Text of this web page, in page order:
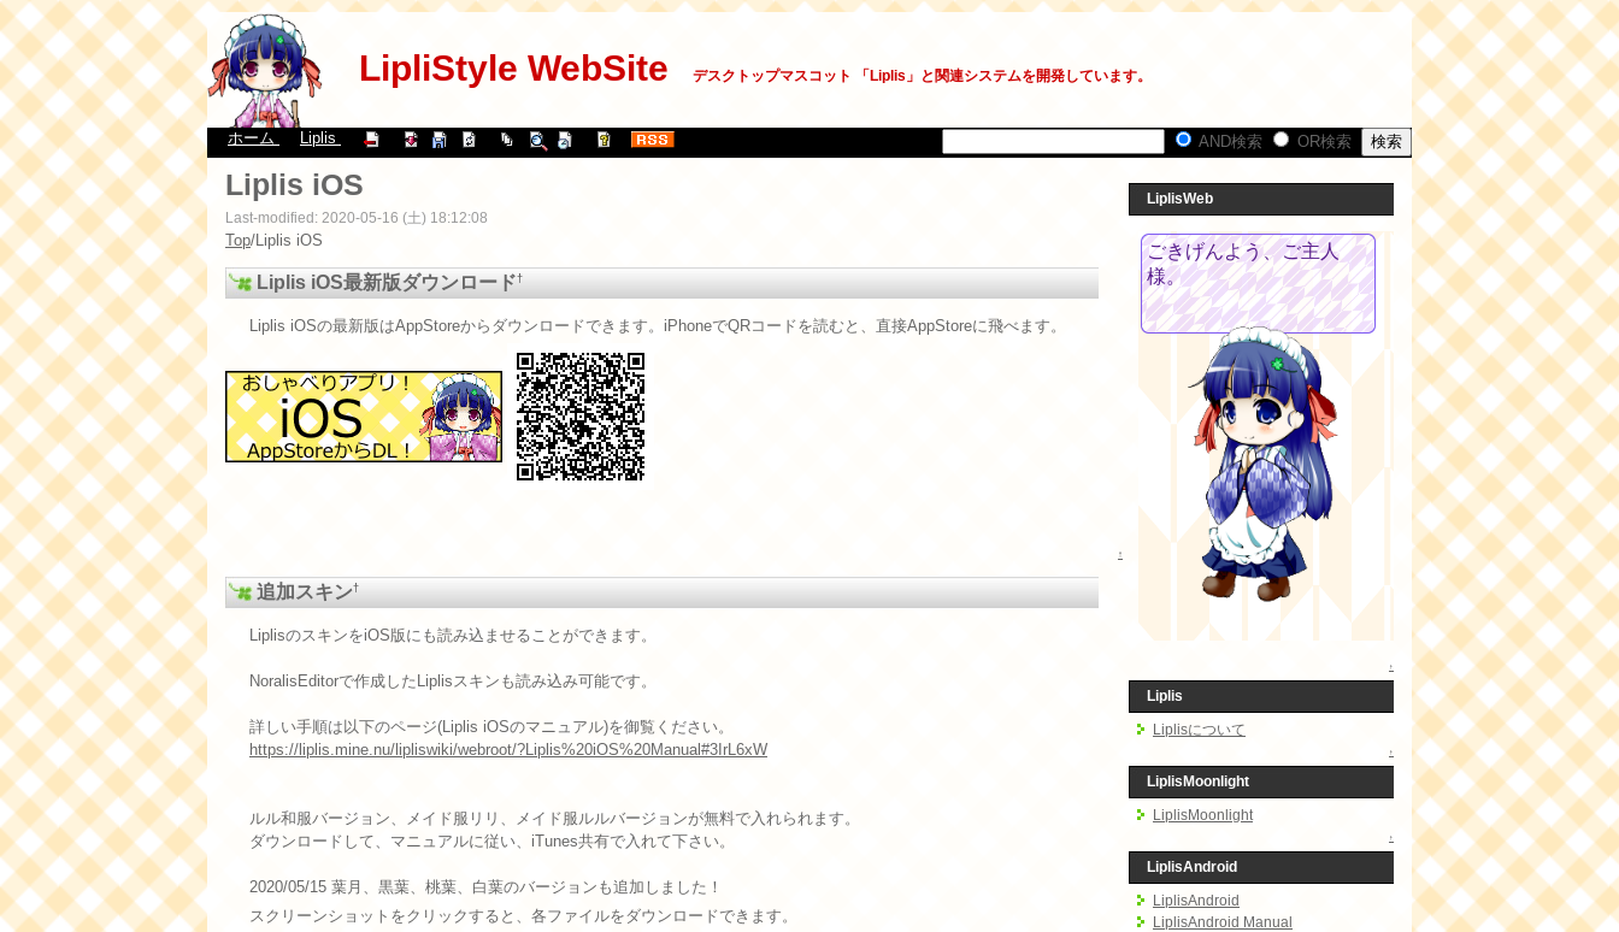
LipliStyle WebSite デスクトップマスコット 「Liplis」と関連システムを開発しています。
ホーム Liplis AND検索 OR検索
Liplis iOS
Last-modified: 2020-05-16 (土) 18:12:08
Top/Liplis iOS
Liplis iOS最新版ダウンロード†
Liplis iOSの最新版はAppStoreからダウンロードできます。iPhoneでQRコードを読むと、直接AppStoreに飛べます。
↑
追加スキン†
LiplisのスキンをiOS版にも読み込ませることができます。
NoralisEditorで作成したLiplisスキンも読み込み可能です。
詳しい手順は以下のページ(Liplis iOSのマニュアル)を御覧ください。
https://liplis.mine.nu/lipliswiki/webroot/?Liplis%20iOS%20Manual#3IrL6xW
ルル和服バージョン、メイド服リリ、メイド服ルルバージョンが無料で入れられます。
ダウンロードして、マニュアルに従い、iTunes共有で入れて下さい。
2020/05/15 葉月、黒葉、桃葉、白葉のバージョンも追加しました！
スクリーンショットをクリックすると、各ファイルをダウンロードできます。
LiplisWeb
↑
Liplis
Liplisについて
↑
LiplisMoonlight
LiplisMoonlight
↑
LiplisAndroid
LiplisAndroid
LiplisAndroid Manual